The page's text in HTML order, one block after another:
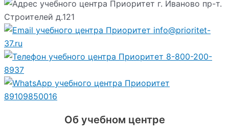
г. Иваново пр-т.
Строителей д.121
info@prioritet-
37.ru
8-800-200-
8937
89109850016
Об учебном центре